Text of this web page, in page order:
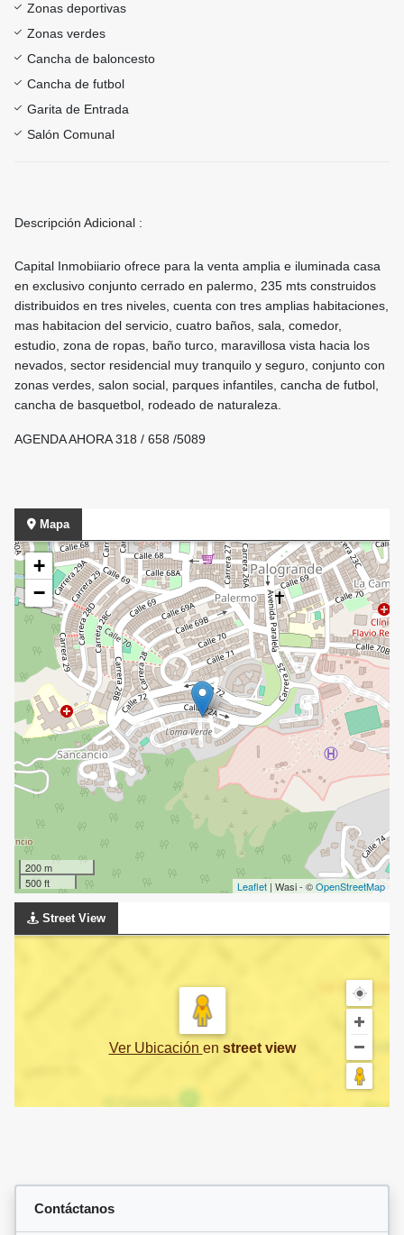
Zonas deportivas
Zonas verdes
Cancha de baloncesto
Cancha de futbol
Garita de Entrada
Salón Comunal
Descripción Adicional :
Capital Inmobiiario ofrece para la venta amplia e iluminada casa
en exclusivo conjunto cerrado en palermo, 235 mts construidos
distribuidos en tres niveles, cuenta con tres amplias habitaciones,
mas habitacion del servicio, cuatro baños, sala, comedor,
estudio, zona de ropas, baño turco, maravillosa vista hacia los
nevados, sector residencial muy tranquilo y seguro, conjunto con
zonas verdes, salon social, parques infantiles, cancha de futbol,
cancha de basquetbol, rodeado de naturaleza.
AGENDA AHORA 318 / 658 /5089
Mapa
+
−
200 m
500 ft
Leaflet | Wasi - ©OpenStreetMap
Street View
Ver Ubicación en street view
Contáctanos